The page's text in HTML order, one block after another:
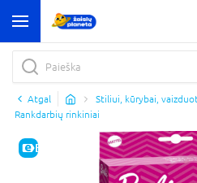
Atgal Stiliui, kūrybai,
Rankdarbių rinkiniai
E-KAINA